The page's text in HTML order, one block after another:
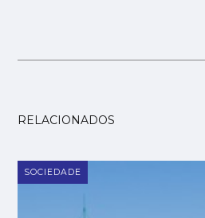
RELACIONADOS
SOCIEDADE